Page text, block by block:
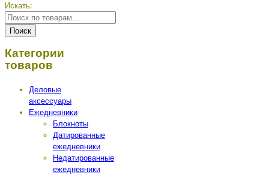
Искать:
Поиск
Категории
товаров
Деловые
аксессуары
Ежедневники
Блокноты
Датированные
ежедневники
Недатированные
ежедневники